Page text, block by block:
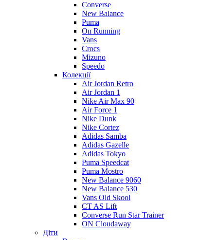
Converse
New Balance
Puma
On Running
Vans
Crocs
Mizuno
Speedo
Колекції
Air Jordan Retro
Air Jordan 1
Nike Air Max 90
Air Force 1
Nike Dunk
Nike Cortez
Adidas Samba
Adidas Gazelle
Adidas Tokyo
Puma Speedcat
Puma Mostro
New Balance 9060
New Balance 530
Vans Old Skool
CT AS Lift
Converse Run Star Trainer
ON Cloudaway
Діти